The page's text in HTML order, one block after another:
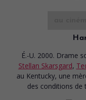
É.-U. 2000. Drame
Stellan Skarsgard,
au Kentucky, une
des conditions de